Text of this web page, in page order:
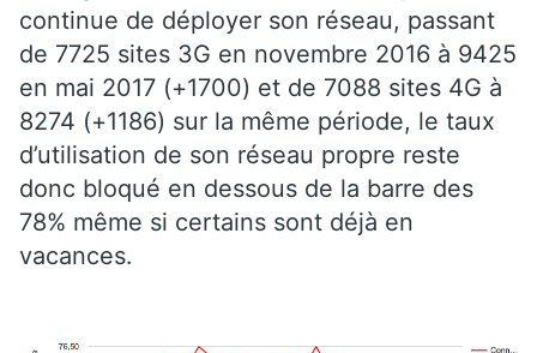
continue de déployer son réseau, passant
de 7725 sites 3G en novembre 2016 à 9425
en mai 2017 (+1700) et de 7088 sites 4G à
8274 (+1186) sur la même période, le taux
d’utilisation de son réseau propre reste
donc bloqué en dessous de la barre des
78% même si certains sont déjà en
vacances.